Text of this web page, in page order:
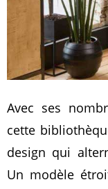
Avec ses
cette
design qui
Un modèle